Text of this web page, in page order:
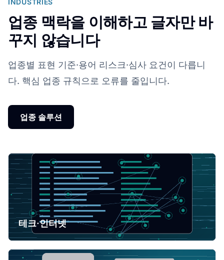
INDUSTRIES
업종 맥락을 이해하고 글자만 바
꾸지 않습니다
업종별 표현 기준·용어 리스크·심사 요건이 다릅니
다. 핵심 업종 규칙으로 오류를 줄입니다.
업종 솔루션
테크·인터넷